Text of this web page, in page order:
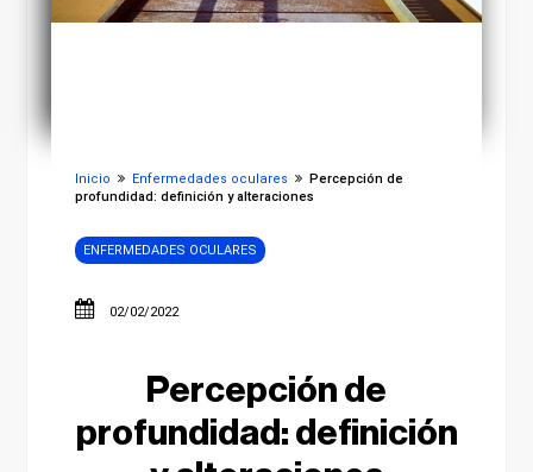
Inicio Enfermedades oculares
Percepción de
profundidad: definición y alteraciones
ENFERMEDADES OCULARES
02/02/2022
Percepción de
profundidad: definición